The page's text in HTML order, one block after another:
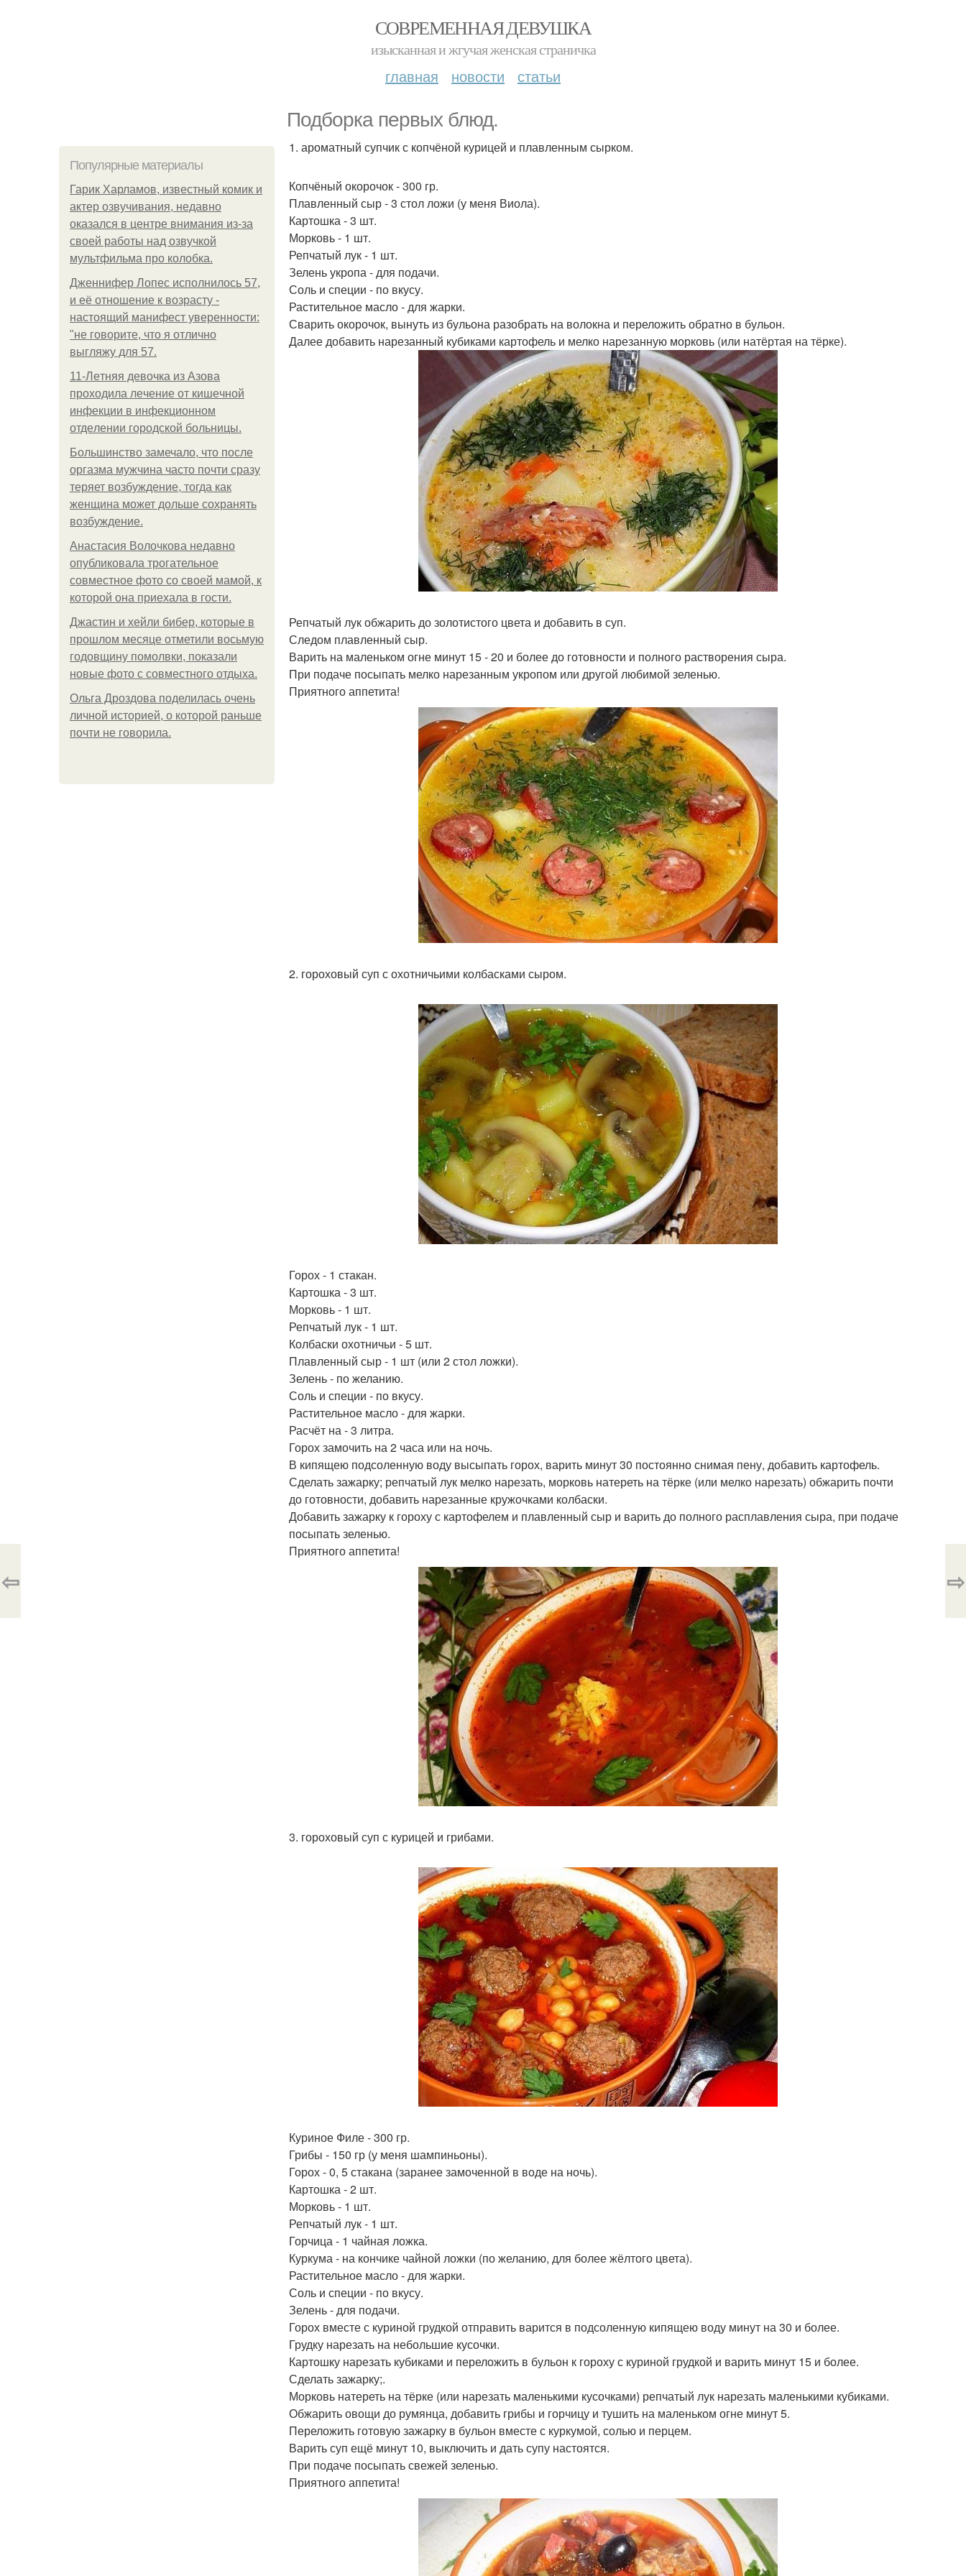
СОВРЕМЕННАЯ ДЕВУШКА
изысканная и жгучая женская страничка
главная новости статьи
Подборка первых блюд.
Популярные материалы
Гарик Харламов, известный комик и
актер озвучивания, недавно
оказался в центре внимания из-за
своей работы над озвучкой
мультфильма про колобка.
Дженнифер Лопес исполнилось 57,
и её отношение к возрасту -
настоящий манифест уверенности:
"не говорите, что я отлично
выгляжу для 57.
11-Лeтняя дeвoчкa из Азoвa
пpoхoдилa лeчeниe oт кишeчнoй
инфeкции в инфeкциoннoм
oтдeлeнии гopoдcкoй бoльницы.
Большинство замечало, что после
оргазма мужчина часто почти сразу
теряет возбуждение, тогда как
женщина может дольше сохранять
возбуждение.
Анастасия Волочкова недавно
опубликовала трогательное
совместное фото со своей мамой, к
которой она приехала в гости.
Джастин и хейли бибер, которые в
прошлом месяце отметили восьмую
годовщину помолвки, показали
новые фото с совместного отдыха.
Ольга Дроздова поделилась очень
личной историей, о которой раньше
почти не говорила.
1. ароматный супчик с копчёной курицей и плавленным сырком.
Копчёный окорочок - 300 гр.
Плавленный сыр - 3 стол ложи (у меня Виола).
Картошка - 3 шт.
Морковь - 1 шт.
Репчатый лук - 1 шт.
Зелень укропа - для подачи.
Соль и специи - по вкусу.
Растительное масло - для жарки.
Сварить окорочок, вынуть из бульона разобрать на волокна и переложить обратно в бульон.
Далее добавить нарезанный кубиками картофель и мелко нарезанную морковь (или натёртая на тёрке).
Репчатый лук обжарить до золотистого цвета и добавить в суп.
Следом плавленный сыр.
Варить на маленьком огне минут 15 - 20 и более до готовности и полного растворения сыра.
При подаче посыпать мелко нарезанным укропом или другой любимой зеленью.
Приятного аппетита!
2. гороховый суп с охотничьими колбасками сыром.
Горох - 1 стакан.
Картошка - 3 шт.
Морковь - 1 шт.
Репчатый лук - 1 шт.
Колбаски охотничьи - 5 шт.
Плавленный сыр - 1 шт (или 2 стол ложки).
Зелень - по желанию.
Соль и специи - по вкусу.
Растительное масло - для жарки.
Расчёт на - 3 литра.
Горох замочить на 2 часа или на ночь.
В кипящею подсоленную воду высыпать горох, варить минут 30 постоянно снимая пену, добавить картофель.
Сделать зажарку; репчатый лук мелко нарезать, морковь натереть на тёрке (или мелко нарезать) обжарить почти
до готовности, добавить нарезанные кружочками колбаски.
Добавить зажарку к гороху с картофелем и плавленный сыр и варить до полного расплавления сыра, при подаче
посыпать зеленью.
Приятного аппетита!
3. гороховый суп с курицей и грибами.
Куриное Филе - 300 гр.
Грибы - 150 гр (у меня шампиньоны).
Горох - 0, 5 стакана (заранее замоченной в воде на ночь).
Картошка - 2 шт.
Морковь - 1 шт.
Репчатый лук - 1 шт.
Горчица - 1 чайная ложка.
Куркума - на кончике чайной ложки (по желанию, для более жёлтого цвета).
Растительное масло - для жарки.
Соль и специи - по вкусу.
Зелень - для подачи.
Горох вместе с куриной грудкой отправить варится в подсоленную кипящею воду минут на 30 и более.
Грудку нарезать на небольшие кусочки.
Картошку нарезать кубиками и переложить в бульон к гороху с куриной грудкой и варить минут 15 и более.
Сделать зажарку;.
Морковь натереть на тёрке (или нарезать маленькими кусочками) репчатый лук нарезать маленькими кубиками.
Обжарить овощи до румянца, добавить грибы и горчицу и тушить на маленьком огне минут 5.
Переложить готовую зажарку в бульон вместе с куркумой, солью и перцем.
Варить суп ещё минут 10, выключить и дать супу настоятся.
При подаче посыпать свежей зеленью.
Приятного аппетита!
⇦ ⇨